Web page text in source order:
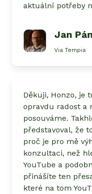
aktuální potřeby
Jan
Via Tempia
Děkuji, Honzo, je
opravdu radost a
posouváme.
představoval, že
proč je pro mě
konzultaci, než
YouTube a
přinášíte ten
které na tom